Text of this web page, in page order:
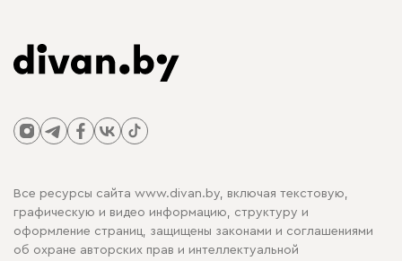
Все ресурсы сайта www.divan.by, включая текстовую,
графическую и видео информацию, структуру и
оформление страниц, защищены законами и соглашениями
об охране авторских прав и интеллектуальной